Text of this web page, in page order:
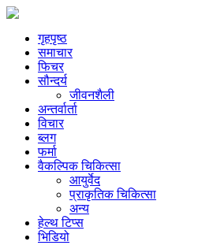
गृहपृष्ठ
समाचार
फिचर
सौन्दर्य
जीवनशैली
अन्तर्वार्ता
विचार
ब्लग
फर्मा
वैकल्पिक चिकित्सा
आयुर्वेद
प्राकृतिक चिकित्सा
अन्य
हेल्थ टिप्स
भिडियो